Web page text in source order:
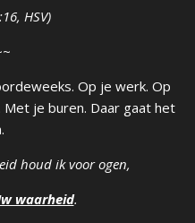
HSV)
Op je werk. Op
Met je buren. Daar gaat het
houd ik voor ogen,
waarheid.